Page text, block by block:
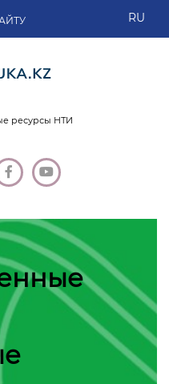
RU
ресурсы НТИ